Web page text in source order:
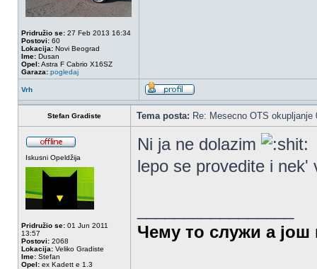
Pridružio se: 27 Feb 2013 16:34
Postovi: 60
Lokacija: Novi Beograd
Ime: Dusan
Opel:Astra F Cabrio X16SZ
Garaza: pogledaj
Vrh
Stefan Gradiste Tema posta: Re: Mesecno OTS
Iskusni Opeldžija
Pridružio se: 01 Jun 2011
13:57
Postovi: 2068
Lokacija: Veliko Gradiste
Ime: Stefan
Opel: ex Kadett e 1.3
Ni ja ne dolazim
lepo se provedite i
Чему то служи а још